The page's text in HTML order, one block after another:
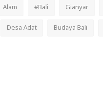
Alam #Bali Gianyar
Desa Adat Budaya Bali